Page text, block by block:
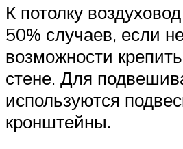
К потолку
50% случаев, если
возможности
стене. Для
используются
кронштейны.